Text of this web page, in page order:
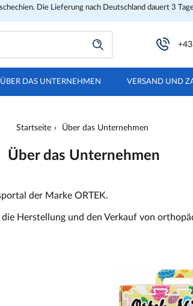
Die Lieferung nach Deutschland dauert 3
ÜBER DAS UNTERNEHMEN VERSAND UND
Startseite Über das Unternehmen
Über das Unternehmen
der Marke ORTEK.
Herstellung und den Verkauf von